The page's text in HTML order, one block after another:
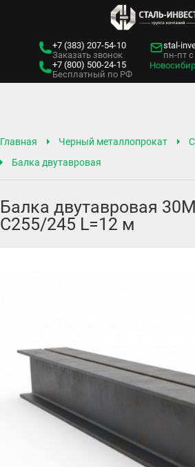
+7 (383) 207-54-10
Заказать звонок
+7 (800) 500-24-15
Бесплатный по РФ
stal-
пн-пт
Главная Черный металлопрокат
Балка двутавровая
Балка двутавровая
С255/245 L=12 м